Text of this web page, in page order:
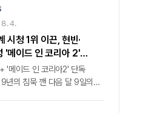
어선 성찰, 카메라가 응시한
면"부모의 대처가 가혹했다는
배적이었다. 그러나 과연 이
임이 온전히 그들에게만 있는
" 25년이라는 긴 세월 동안
절된 채 살아온 조현병 환자
적을 좇은 다큐멘터리 영화
4.
시청 1위 이끈, 현빈·
'메이드 인 코리아 2'
즈니+ 내달 9일 공개
'메이드 인 코리아2' 단독
년의 침묵 깬 다음 달 9일의